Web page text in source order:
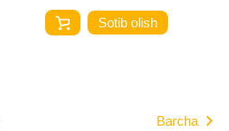
Sotib olish
Barcha